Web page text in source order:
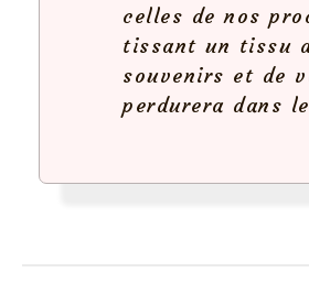
celles de nos
tissant un tissu
souvenirs et de
perdurera dans